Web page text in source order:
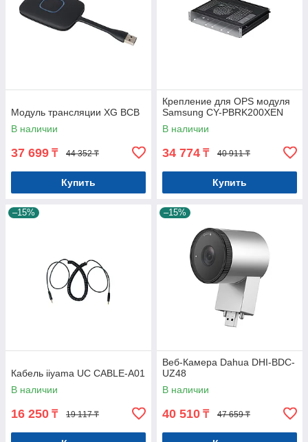
Модуль трансляции XG BCB
В наличии
37 699 ₸ 44 352 ₸
Купить
Крепление для OPS модуля
Samsung CY-PBRK200XEN
В наличии
34 774 ₸ 40 911 ₸
Купить
–15%
Кабель iiyama UC CABLE-A01
В наличии
16 250 ₸ 19 117 ₸
–15%
Веб-Камера Dahua DHI-BDC-
UZ48
В наличии
40 510 ₸ 47 659 ₸